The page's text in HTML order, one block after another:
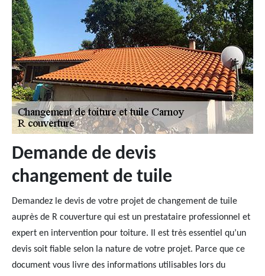
Demande de devis
changement de tuile
Demandez le devis de votre projet de changement de tuile
auprès de R couverture qui est un prestataire professionnel et
expert en intervention pour toiture. Il est très essentiel qu’un
devis soit fiable selon la nature de votre projet. Parce que ce
document vous livre des informations utilisables lors du